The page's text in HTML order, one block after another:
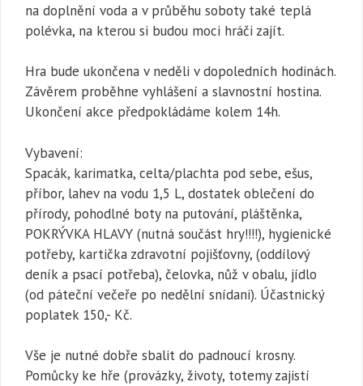
na doplnění voda a v průběhu soboty také teplá
polévka, na kterou si budou moci hráči zajít.
Hra bude ukončena v neděli v dopoledních hodinách.
Závěrem proběhne vyhlášení a slavnostní hostina.
Ukončení akce předpokládáme kolem 14h.
Vybavení:
Spacák, karimatka, celta/plachta pod sebe, ešus,
příbor, lahev na vodu 1,5 L, dostatek oblečení do
přírody, pohodlné boty na putování, pláštěnka,
POKRÝVKA HLAVY (nutná součást hry!!!!), hygienické
potřeby, kartička zdravotní pojišťovny, (oddílový
deník a psací potřeba), čelovka, nůž v obalu, jídlo
(od páteční večeře po nedělní snídani). Účastnický
poplatek 150,- Kč.
Vše je nutné dobře sbalit do padnoucí krosny.
Pomůcky ke hře (provázky, životy, totemy zajistí